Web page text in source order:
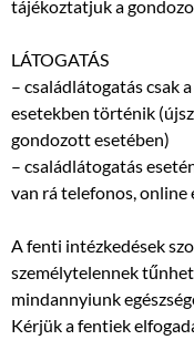
tájékoztatjuk a
LÁTOGATÁS
– családlátogatás csak
esetekben történik
gondozott esetében)
– családlátogatás
van rá telefonos,
A fenti intézkedések
személytelennek
mindannyiunk
Kérjük a fentiek